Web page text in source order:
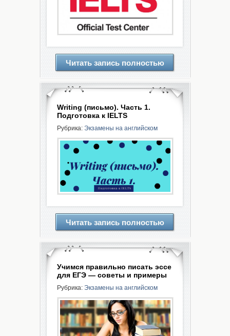
Читать запись полностью
Writing (письмо). Часть 1.
Подготовка к IELTS
Рубрика: Экзамены на английском
Читать запись полностью
Учимся правильно писать эссе
для ЕГЭ — советы и примеры
Рубрика: Экзамены на английском